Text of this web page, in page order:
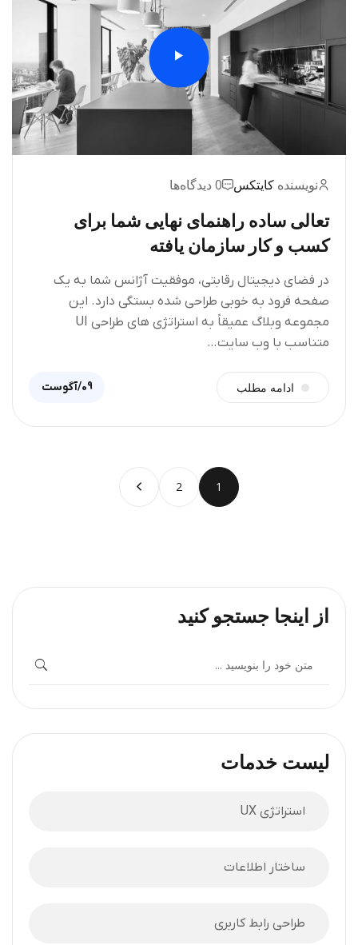
نویسنده کایتکس 0 دیدگاه‌ها
تعالی ساده راهنمای نهایی شما برای
کسب و کار سازمان یافته
در فضای دیجیتال رقابتی، موفقیت آژانس شما به یک
صفحه فرود به خوبی طراحی شده بستگی دارد. این
مجموعه وبلاگ عمیقاً به استراتژی های طراحی UI
متناسب با وب سایت…
ادامه مطلب 09/آگوست
1
2
از اینجا جستجو کنید
لیست خدمات
استراتژی UX
ساختار اطلاعات
طراحی رابط کاربری